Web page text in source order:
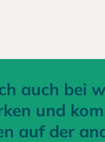
auch bei
und
auf der